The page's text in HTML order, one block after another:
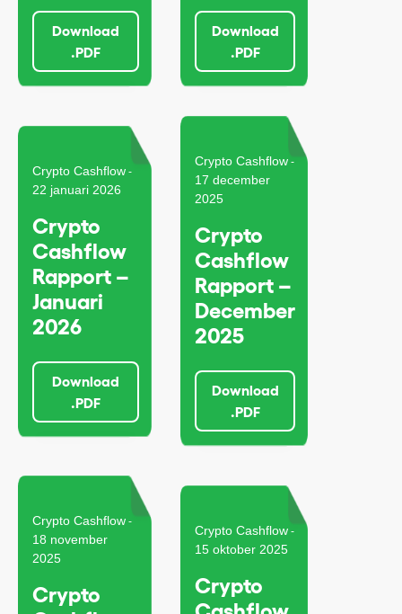
Download
.PDF
Download
.PDF
Crypto Cashflow -
22 januari 2026
Crypto
Cashflow
Rapport –
Januari
2026
Download
.PDF
Crypto Cashflow -
17 december
2025
Crypto
Cashflow
Rapport –
December
2025
Download
.PDF
Crypto Cashflow -
18 november
2025
Crypto
Crypto Cashflow -
15 oktober 2025
Crypto